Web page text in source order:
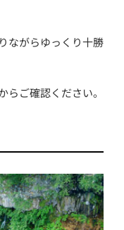
ながらゆっくり十勝
らご確認ください。